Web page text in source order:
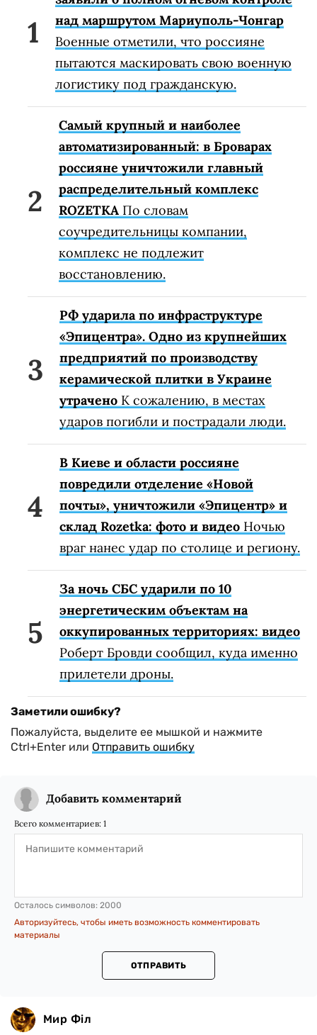
над маршрутом Мариуполь-Чонгар
Военные отметили, что россияне
пытаются маскировать свою военную
логистику под гражданскую.
Самый крупный и наиболее
автоматизированный: в Броварах
россияне уничтожили главный
распределительный комплекс
ROZETKA По словам
соучредительницы компании,
комплекс не подлежит
восстановлению.
РФ ударила по инфраструктуре
«Эпицентра». Одно из крупнейших
предприятий по производству
керамической плитки в Украине
утрачено К сожалению, в местах
ударов погибли и пострадали люди.
В Киеве и области россияне
повредили отделение «Новой
почты», уничтожили «Эпицентр» и
склад Rozetka: фото и видео Ночью
враг нанес удар по столице и региону.
За ночь СБС ударили по 10
энергетическим объектам на
оккупированных территориях: видео
Роберт Бровди сообщил, куда именно
прилетели дроны.
Заметили ошибку?
Пожалуйста, выделите ее мышкой и нажмите
Ctrl+Enter или Отправить ошибку
Добавить комментарий
Всего комментариев: 1
Осталось символов: 2000
Авторизуйтесь, чтобы иметь возможность комментировать
материалы
ОТПРАВИТЬ
Мир Філ